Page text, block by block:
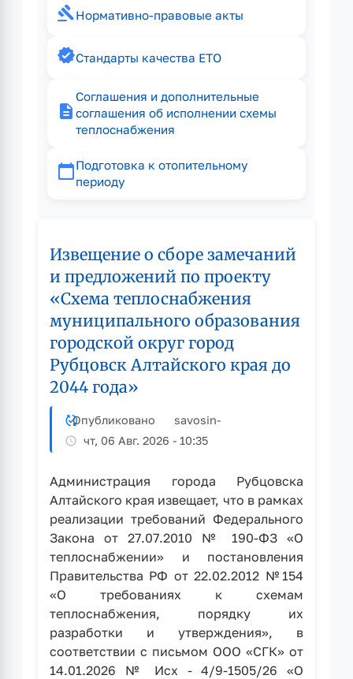
gavelНормативно-правовые акты
verifiedСтандарты качества ЕТО
description
Соглашения и дополнительные
соглашения об исполнении схемы
теплоснабжения
calendar_todayПодготовка к отопительному
периоду
Извещение о сборе замечаний
и предложений по проекту
«Схема теплоснабжения
муниципального образования
городской округ город
Рубцовск Алтайского края до
2044 года»
Опубликовано savosin-
чт, 06 Авг. 2026 - 10:35
Администрация города Рубцовска
Алтайского края извещает, что в рамках
реализации требований Федерального
Закона от 27.07.2010 № 190-ФЗ «О
теплоснабжении» и постановления
Правительства РФ от 22.02.2012 №154
«О требованиях к схемам
теплоснабжения, порядку их
разработки и утверждения», в
соответствии с письмом ООО «СГК» от
14.01.2026 № Исх - 4/9-1505/26 «О